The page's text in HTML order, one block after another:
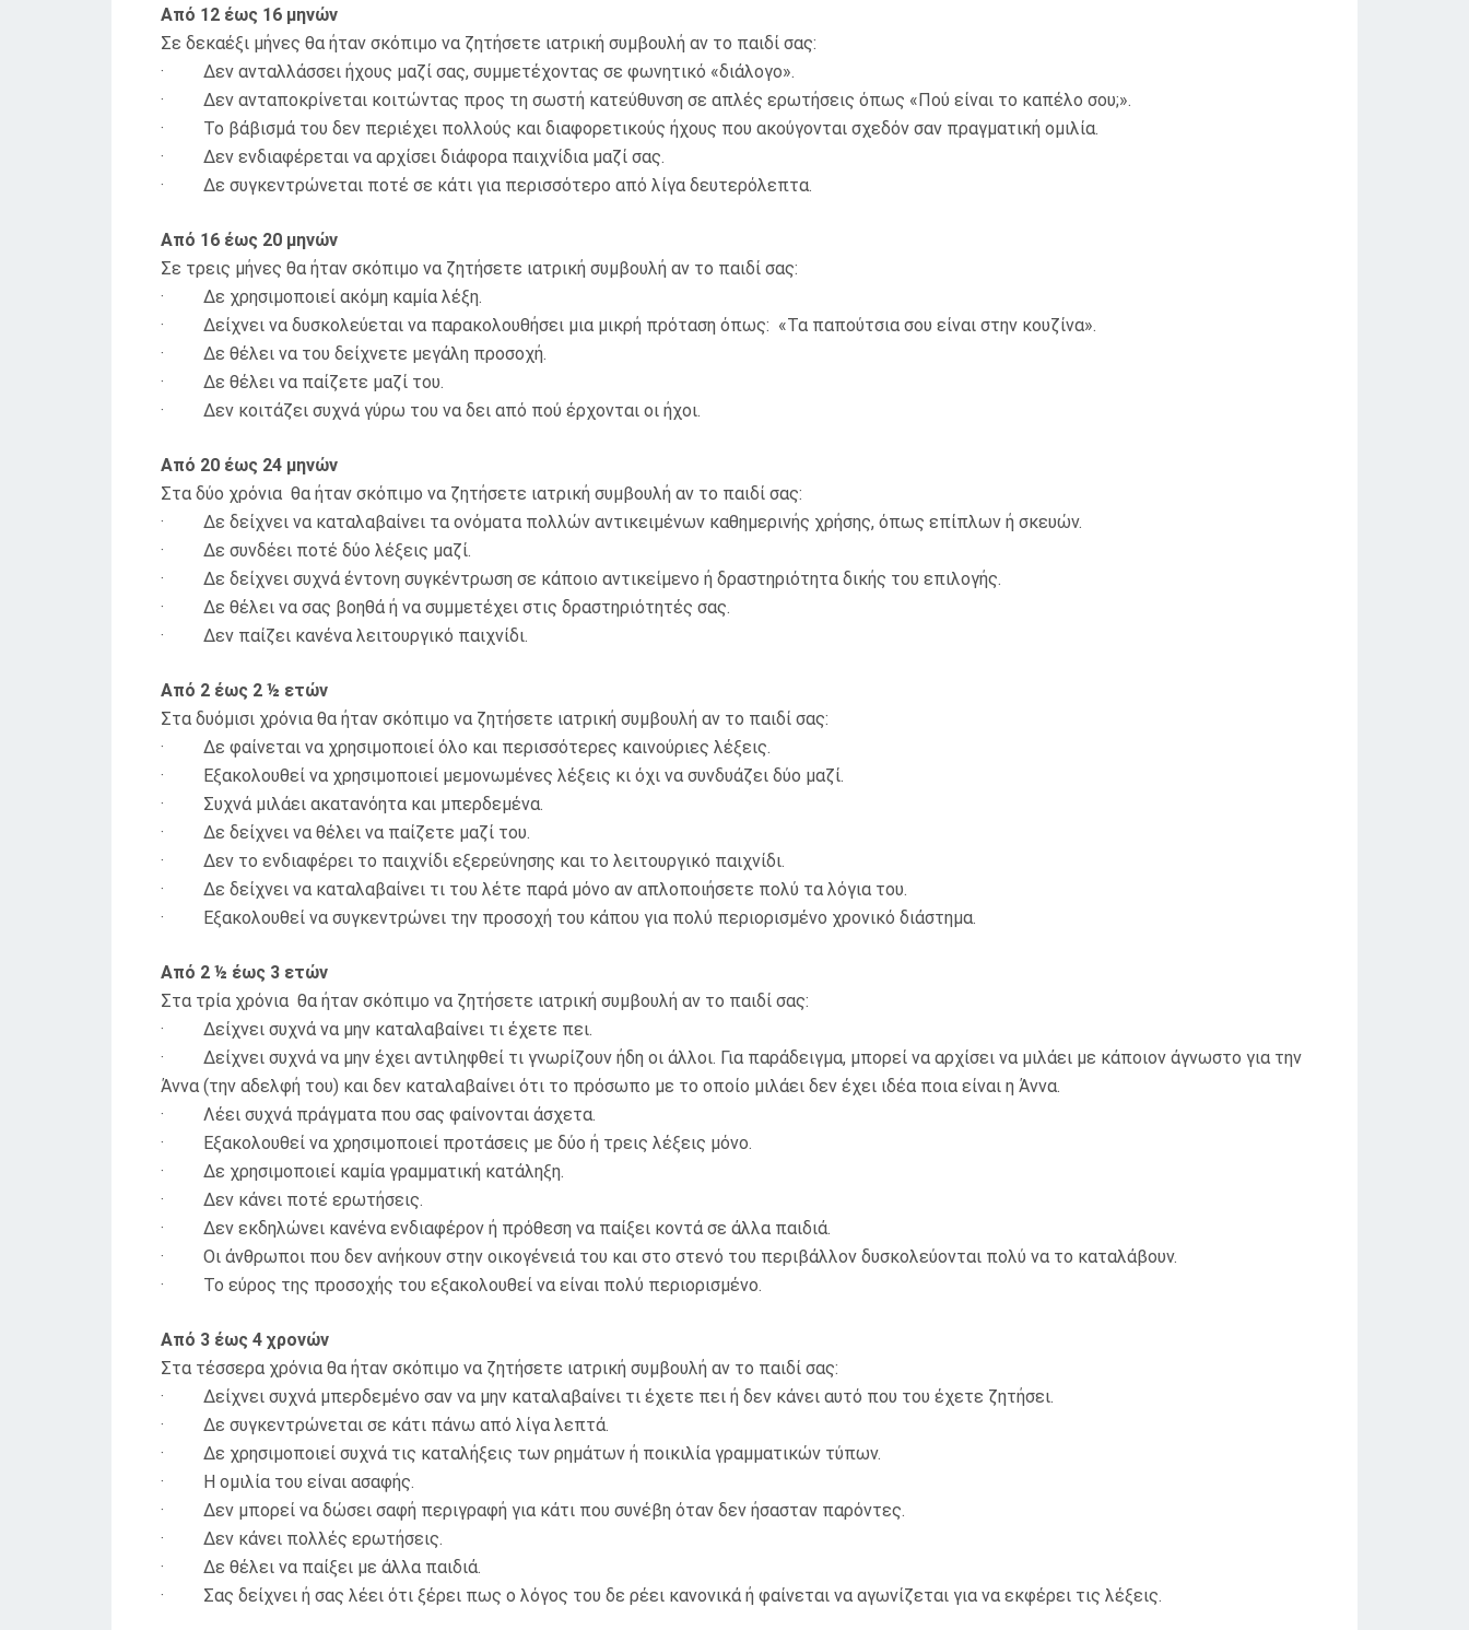
Από 12 έως 16 μηνών
Σε δεκαέξι μήνες θα ήταν σκόπιμο να ζητήσετε ιατρική συμβουλή αν το παιδί σας:
· Δεν ανταλλάσσει ήχους μαζί σας, συμμετέχοντας σε φωνητικό «διάλογο».
· Δεν ανταποκρίνεται κοιτώντας προς τη σωστή κατεύθυνση σε απλές ερωτήσεις όπως «Πού είναι το καπέλο σου;».
· Το βάβισμά του δεν περιέχει πολλούς και διαφορετικούς ήχους που ακούγονται σχεδόν σαν πραγματική ομιλία.
· Δεν ενδιαφέρεται να αρχίσει διάφορα παιχνίδια μαζί σας.
· Δε συγκεντρώνεται ποτέ σε κάτι για περισσότερο από λίγα δευτερόλεπτα.
Από 16 έως 20 μηνών
Σε τρεις μήνες θα ήταν σκόπιμο να ζητήσετε ιατρική συμβουλή αν το παιδί σας:
· Δε χρησιμοποιεί ακόμη καμία λέξη.
· Δείχνει να δυσκολεύεται να παρακολουθήσει μια μικρή πρόταση όπως: «Τα παπούτσια σου είναι στην κουζίνα».
· Δε θέλει να του δείχνετε μεγάλη προσοχή.
· Δε θέλει να παίζετε μαζί του.
· Δεν κοιτάζει συχνά γύρω του να δει από πού έρχονται οι ήχοι.
Από 20 έως 24 μηνών
Στα δύο χρόνια θα ήταν σκόπιμο να ζητήσετε ιατρική συμβουλή αν το παιδί σας:
· Δε δείχνει να καταλαβαίνει τα ονόματα πολλών αντικειμένων καθημερινής χρήσης, όπως επίπλων ή σκευών.
· Δε συνδέει ποτέ δύο λέξεις μαζί.
· Δε δείχνει συχνά έντονη συγκέντρωση σε κάποιο αντικείμενο ή δραστηριότητα δικής του επιλογής.
· Δε θέλει να σας βοηθά ή να συμμετέχει στις δραστηριότητές σας.
· Δεν παίζει κανένα λειτουργικό παιχνίδι.
Από 2 έως 2 ½ ετών
Στα δυόμισι χρόνια θα ήταν σκόπιμο να ζητήσετε ιατρική συμβουλή αν το παιδί σας:
· Δε φαίνεται να χρησιμοποιεί όλο και περισσότερες καινούριες λέξεις.
· Εξακολουθεί να χρησιμοποιεί μεμονωμένες λέξεις κι όχι να συνδυάζει δύο μαζί.
· Συχνά μιλάει ακατανόητα και μπερδεμένα.
· Δε δείχνει να θέλει να παίζετε μαζί του.
· Δεν το ενδιαφέρει το παιχνίδι εξερεύνησης και το λειτουργικό παιχνίδι.
· Δε δείχνει να καταλαβαίνει τι του λέτε παρά μόνο αν απλοποιήσετε πολύ τα λόγια του.
· Εξακολουθεί να συγκεντρώνει την προσοχή του κάπου για πολύ περιορισμένο χρονικό διάστημα.
Από 2 ½ έως 3 ετών
Στα τρία χρόνια θα ήταν σκόπιμο να ζητήσετε ιατρική συμβουλή αν το παιδί σας:
· Δείχνει συχνά να μην καταλαβαίνει τι έχετε πει.
· Δείχνει συχνά να μην έχει αντιληφθεί τι γνωρίζουν ήδη οι άλλοι. Για παράδειγμα, μπορεί να αρχίσει να μιλάει με κάποιον άγνωστο για την
Άννα (την αδελφή του) και δεν καταλαβαίνει ότι το πρόσωπο με το οποίο μιλάει δεν έχει ιδέα ποια είναι η Άννα.
· Λέει συχνά πράγματα που σας φαίνονται άσχετα.
· Εξακολουθεί να χρησιμοποιεί προτάσεις με δύο ή τρεις λέξεις μόνο.
· Δε χρησιμοποιεί καμία γραμματική κατάληξη.
· Δεν κάνει ποτέ ερωτήσεις.
· Δεν εκδηλώνει κανένα ενδιαφέρον ή πρόθεση να παίξει κοντά σε άλλα παιδιά.
· Οι άνθρωποι που δεν ανήκουν στην οικογένειά του και στο στενό του περιβάλλον δυσκολεύονται πολύ να το καταλάβουν.
· Το εύρος της προσοχής του εξακολουθεί να είναι πολύ περιορισμένο.
Από 3 έως 4 χρονών
Στα τέσσερα χρόνια θα ήταν σκόπιμο να ζητήσετε ιατρική συμβουλή αν το παιδί σας:
· Δείχνει συχνά μπερδεμένο σαν να μην καταλαβαίνει τι έχετε πει ή δεν κάνει αυτό που του έχετε ζητήσει.
· Δε συγκεντρώνεται σε κάτι πάνω από λίγα λεπτά.
· Δε χρησιμοποιεί συχνά τις καταλήξεις των ρημάτων ή ποικιλία γραμματικών τύπων.
· Η ομιλία του είναι ασαφής.
· Δεν μπορεί να δώσει σαφή περιγραφή για κάτι που συνέβη όταν δεν ήσασταν παρόντες.
· Δεν κάνει πολλές ερωτήσεις.
· Δε θέλει να παίξει με άλλα παιδιά.
· Σας δείχνει ή σας λέει ότι ξέρει πως ο λόγος του δε ρέει κανονικά ή φαίνεται να αγωνίζεται για να εκφέρει τις λέξεις.